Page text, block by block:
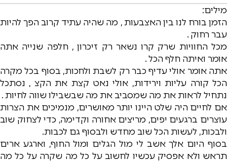
מילים:
הזמן בורח לנו בין האצבעות , מה שהיה עתיד קרוב הפך להיות
עבר רחוק .
מכל החוויות שרק קרו נשאר רק זיכרון , חלפה שנייה אתה
אומר ואיתה חלף הכל .
אתה אומר אולי עדיף כבר רק לשבת ולחכות, בסוף בכל מקרה
הכל קורה עליות וירידות, אולי נאט קצת את הקצ , נסתכל
נתחיל לראות את מה שמסביב את מה שבשבילו שווה לחיות .
אם לחיים היה שלט היינו יותר מאושרים, מנמיכים את הצרות
עוצרים ברגעים יפים, מריצים אחורה וקדימה, כדי לצחוק שוב
ולבכות, לעשות הכל שוב מחדש ולבסוף גם לכבות.
בסוף היום אלך אשב לי מול הגלים ומול החוף, וארגע ארים
תראש ולא אפסיק עכשיו לחשוב על כל מה שקרה על כל מה